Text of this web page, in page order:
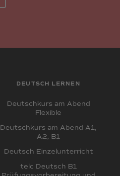
DEUTSCH LERNEN
Deutschkurs am Abend
Flexible
Deutschkurs am Abend A1,
A2, B1
Deutsch Einzelunterricht
telc Deutsch B1